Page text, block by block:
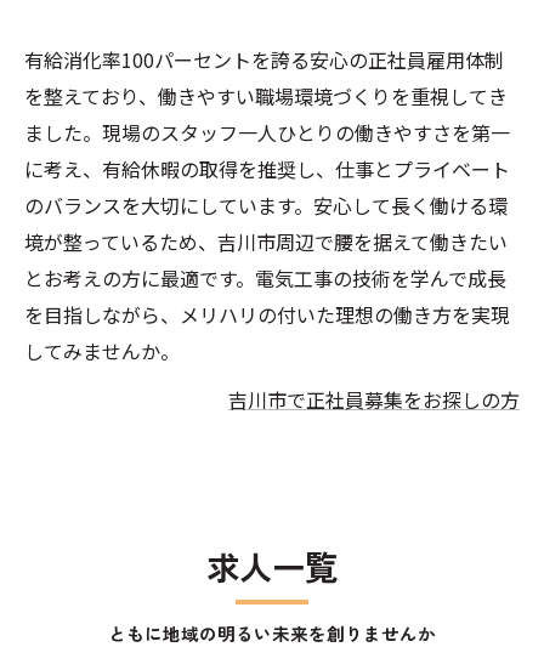
有給消化率100パーセントを誇る安心の正社員雇用体制
を整えており、働きやすい職場環境づくりを重視してき
ました。現場のスタッフ一人ひとりの働きやすさを第一
に考え、有給休暇の取得を推奨し、仕事とプライベート
のバランスを大切にしています。安心して長く働ける環
境が整っているため、吉川市周辺で腰を据えて働きたい
とお考えの方に最適です。電気工事の技術を学んで成長
を目指しながら、メリハリの付いた理想の働き方を実現
してみませんか。
吉川市で正社員募集をお探しの方
ともに地域の明るい未来を創りませんか
求人一覧